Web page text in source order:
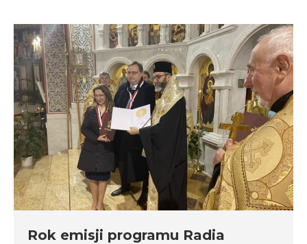
Rok emisji programu Radia